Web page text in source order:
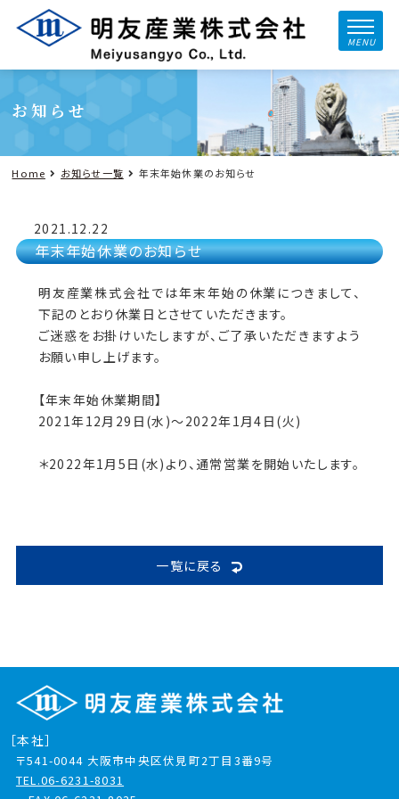
MENU
お知らせ
Home お知らせ一覧 年末年始休業のお知らせ
2021.12.22
年末年始休業のお知らせ
明友産業株式会社では年末年始の休業につきまして、
下記のとおり休業日とさせていただきます。
ご迷惑をお掛けいたしますが、ご了承いただきますよう
お願い申し上げます。
【年末年始休業期間】
2021年12月29日(水)～2022年1月4日(火)
＊2022年1月5日(水)より、通常営業を開始いたします。
一覧に戻る
［本社］
〒541-0044 大阪市中央区伏見町2丁目3番9号
TEL.06-6231-8031